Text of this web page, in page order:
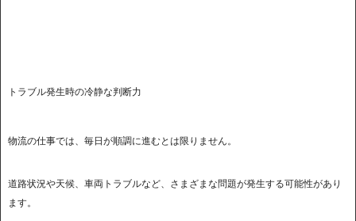
トラブル発生時の冷静な判断力
物流の仕事では、毎日が順調に進むとは限りません。
道路状況や天候、車両トラブルなど、さまざまな問題が発生する可能性があり
ます。